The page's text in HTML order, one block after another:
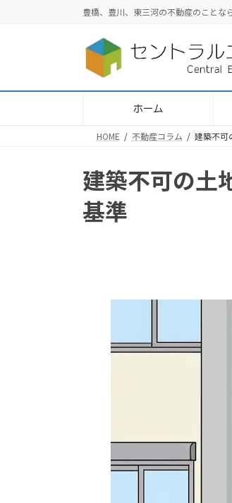
へ
ョ
豊橋、豊川、東三河の不動産のことな
ホーム
HOME 不動産コラム 建築不可
建築不可の土
基準